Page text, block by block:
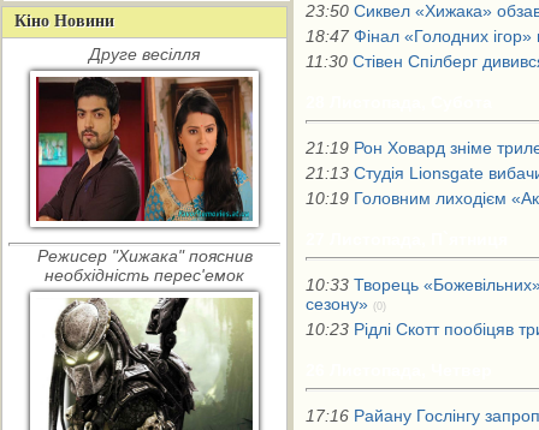
Кіно Новини
Друге весілля
Режисер "Хижака" пояснив
необхідність перес'емок
23:50 Сиквел «Хижака»
18:47 Фінал «Голодних ігор»
11:30 Стівен Спілберг
21:19 Рон Ховард зніме
21:13 Студія Lionsgate
10:19 Головним лиходієм
10:33 Творець
сезону» (0)
10:23 Рідлі Скотт пообіцяв
17:16 Райану Гослінгу